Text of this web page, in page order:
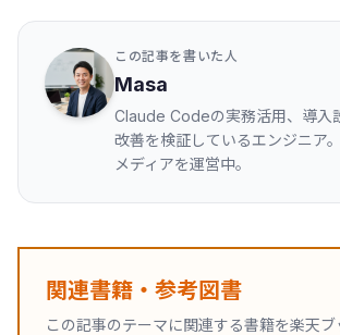
この記事を書いた人
Masa
Claude Codeの実務活用、導入
改善を検証しているエンジニア
メディアを運営中。
関連書籍・参考図書
この記事のテーマに関連する書籍を楽天ブ